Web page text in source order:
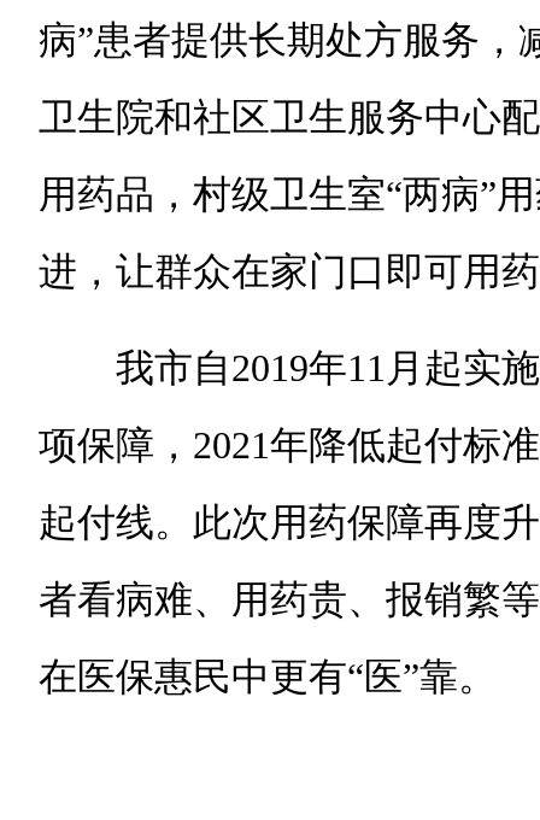
病”患者提供长期处方服务，
卫生院和社区卫生服务中心
用药品，村级卫生室“两病”
进，让群众在家门口即可用
我市自2019年11月起实施
项保障，2021年降低起付标
起付线。此次用药保障再度
者看病难、用药贵、报销繁
在医保惠民中更有“医”靠。